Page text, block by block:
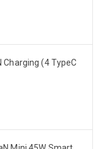
Charging (4 TypeC